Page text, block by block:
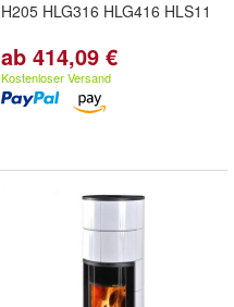
H205 HLG316 HLG416 HLS11
ab 414,09 €
Kostenloser Versand